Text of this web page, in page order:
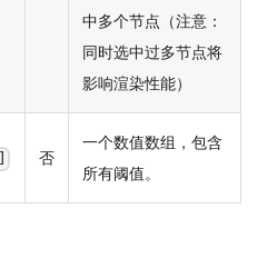
中多个节点（注意：
同时选中过多节点将
影响渲染性能）
否
一个数值数组，包含
所有阈值。